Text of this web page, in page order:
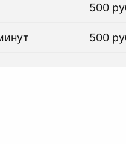
500
500